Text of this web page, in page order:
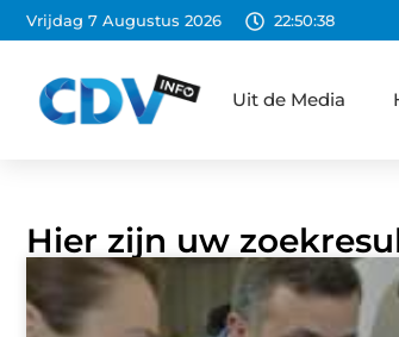
Vrijdag 7 Augustus 2026 22:50:39
Uit de Media
Hier zijn uw